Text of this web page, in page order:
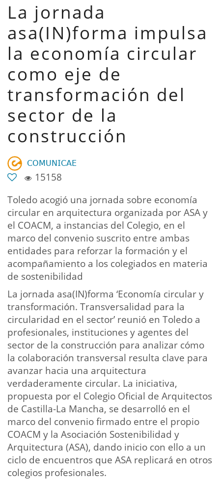
La jornada
asa(IN)forma impulsa
la economía circular
como eje de
transformación del
sector de la
construcción
𝖢𝖮𝖬𝖴𝖭𝖨𝖢𝖠𝖤
15158
Toledo acogió una jornada sobre economía
circular en arquitectura organizada por ASA y
el COACM, a instancias del Colegio, en el
marco del convenio suscrito entre ambas
entidades para reforzar la formación y el
acompañamiento a los colegiados en materia
de sostenibilidad
La jornada asa(IN)forma ‘Economía circular y
transformación. Transversalidad para la
circularidad en el sector’ reunió en Toledo a
profesionales, instituciones y agentes del
sector de la construcción para analizar cómo
la colaboración transversal resulta clave para
avanzar hacia una arquitectura
verdaderamente circular. La iniciativa,
propuesta por el Colegio Oficial de Arquitectos
de Castilla-La Mancha, se desarrolló en el
marco del convenio firmado entre el propio
COACM y la Asociación Sostenibilidad y
Arquitectura (ASA), dando inicio con ello a un
ciclo de encuentros que ASA replicará en otros
colegios profesionales.